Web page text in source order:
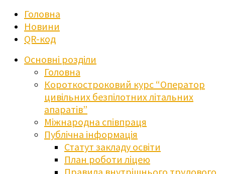
Головна
Новини
QR-код
Основні розділи
Головна
Короткостроковий курс “Оператор
цивільних безпілотних літальних
апаратів”
Міжнародна співпраця
Публічна інформація
Статут закладу освіти
План роботи ліцею